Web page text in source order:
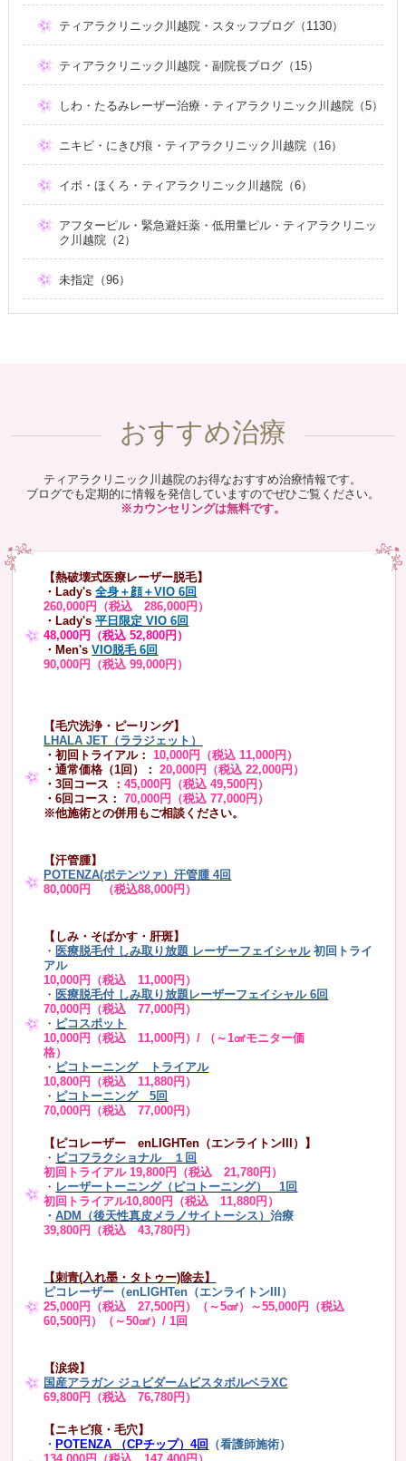
ティアラクリニック川越院・スタッフブログ（1130）
ティアラクリニック川越院・副院長ブログ（15）
しわ・たるみレーザー治療・ティアラクリニック川越院（5）
ニキビ・にきび痕・ティアラクリニック川越院（16）
イボ・ほくろ・ティアラクリニック川越院（6）
アフターピル・緊急避妊薬・低用量ピル・ティアラクリニッ
ク川越院（2）
未指定（96）
おすすめ治療
ティアラクリニック川越院のお得なおすすめ治療情報です。
ブログでも定期的に情報を発信していますのでぜひご覧ください。
※カウンセリングは無料です。
【熱破壊式医療レーザー脱毛】
・Lady's 全身＋顔＋VIO 6回
260,000円（税込 286,000円）
・Lady's平日限定 VIO 6回
48,000円（税込 52,800円）
・Men's VIO脱毛 6回
90,000円（税込 99,000円）
【毛穴洗浄・ピーリング】
LHALA JET（ララジェット）
・初回トライアル： 10,000円（税込 11,000円）
・通常価格（1回）：
20,000円（税込 22,000円）
・3回コース ：45,000円（税込 49,500円）
・6回コース：
70,000円（税込 77,000円）
※他施術との併用もご相談ください。
【汗管腫】
POTENZA(ポテンツァ）汗管腫 4回
80,000円 （税込88,000円）
【しみ・そばかす・肝斑】
・ 医療脱毛付 しみ取り放題 レーザーフェイシャル 初回トライ
アル
10,000円（税込 11,000円）
・ 医療脱毛付 しみ取り放題レーザーフェイシャル 6回
70,000円（税込 77,000円）
・ ピコスポット
10,000円（税込 11,000円）/ （～1㎠モニター価
格）
・ ピコトーニング トライアル
10,800円（税込 11,880円）
・ ピコトーニング 5回
70,000円（税込 77,000円）
【ピコレーザー enLIGHTen（エンライトンIII）】
・ ピコフラクショナル １回
初回トライアル 19,800円（税込 21,780円）
・ レーザートーニング（ピコトーニング） 1回
初回トライアル10,800円（税込 11,880円）
・ADM（後天性真皮メラノサイトーシス）治療
39,800円（税込 43,780円）
【刺青(入れ墨・タトゥー)除去】
ピコレーザー（enLIGHTen（エンライトンIII）
25,000円（税込 27,500円）（～5㎠）～55,000円（税込
60,500円）（～50㎠）/ 1回
【涙袋】
国産アラガン ジュビダームビスタボルベラXC
69,800円（税込 76,780円）
【ニキビ痕・毛穴】
・ POTENZA （CPチップ）4回
（看護師施術）